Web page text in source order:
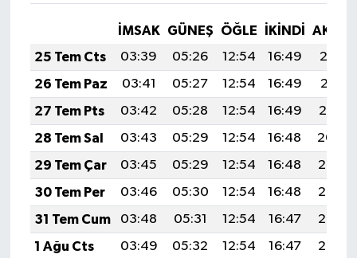
İMSAK GÜNEŞ ÖĞLE İKINDI
25 Tem Cts
03:39 05:26 12:54 16:49
20:12
26 Tem Paz
03:41 05:27 12:54 16:49
20:11
27 Tem Pts
03:42 05:28 12:54 16:49
20:10
28 Tem Sal
03:43 05:29 12:54 16:48
20:09
29 Tem Çar
03:45 05:29 12:54 16:48
20:08
30 Tem Per
03:46 05:30 12:54 16:48
20:07
31 Tem Cum
03:48 05:31 12:54 16:47
20:06
1 Ağu Cts
03:49 05:32 12:54 16:47
20:05